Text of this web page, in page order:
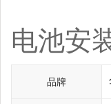
电池安
品牌